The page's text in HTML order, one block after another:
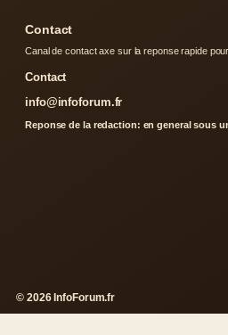
Contact
Canal de contact axe sur la reponse rapide
Contact
info@infoforum.fr
Reponse de la redaction: en general sous
© 2026 InfoForum.fr